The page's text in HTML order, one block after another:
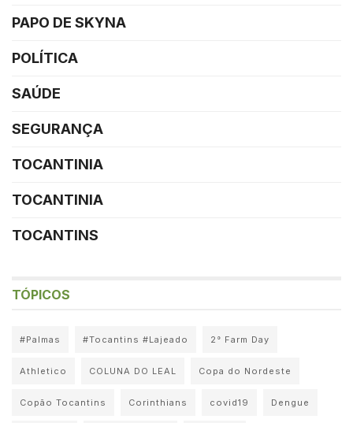
PAPO DE SKYNA
POLÍTICA
SAÚDE
SEGURANÇA
TOCANTINIA
TOCANTINIA
TOCANTINS
TÓPICOS
#Palmas #Tocantins #Lajeado 2° Farm Day
Athletico COLUNA DO LEAL Copa do Nordeste
Copão Tocantins Corinthians covid19 Dengue